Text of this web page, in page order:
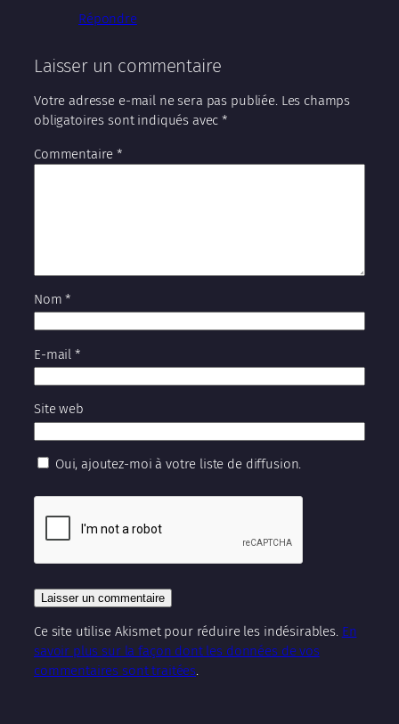
Répondre
Laisser un commentaire
Votre adresse e-mail ne sera pas publiée. Les champs
obligatoires sont indiqués avec*
Commentaire*
Nom*
E-mail *
Site web
Oui, ajoutez-moi à votre liste de diffusion.
Ce site utilise Akismet pour réduire les indésirables. En
savoir plus sur la façon dont les données de vos
commentaires sont traitées